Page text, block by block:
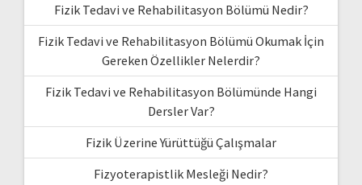
Fizik Tedavi ve Rehabilitasyon Bölümü Nedir?
Fizik Tedavi ve Rehabilitasyon Bölümü Okumak İçin
Gereken Özellikler Nelerdir?
Fizik Tedavi ve Rehabilitasyon Bölümünde Hangi
Dersler Var?
Fizik Üzerine Yürüttüğü Çalışmalar
Fizyoterapistlik Mesleği Nedir?